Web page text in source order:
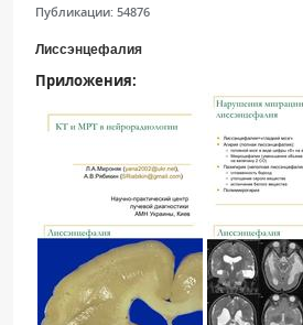
Публикации: 54876
Лиссэнцефалия
Приложения: